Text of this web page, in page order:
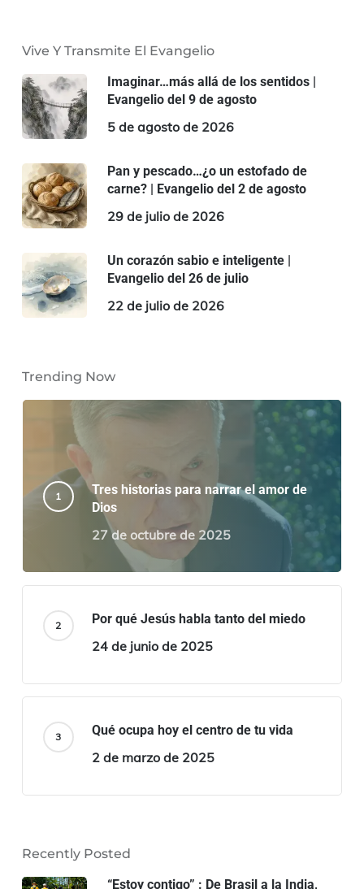
Vive Y Transmite El Evangelio
Imaginar…más allá de los sentidos |
Evangelio del 9 de agosto
5 de agosto de 2026
Pan y pescado…¿o un estofado de
carne? | Evangelio del 2 de agosto
29 de julio de 2026
Un corazón sabio e inteligente |
Evangelio del 26 de julio
22 de julio de 2026
Trending Now
Tres historias para narrar el amor de
Dios
27 de octubre de 2025
Por qué Jesús habla tanto del miedo
24 de junio de 2025
Qué ocupa hoy el centro de tu vida
2 de marzo de 2025
Recently Posted
“Estoy contigo” : De Brasil a la India,